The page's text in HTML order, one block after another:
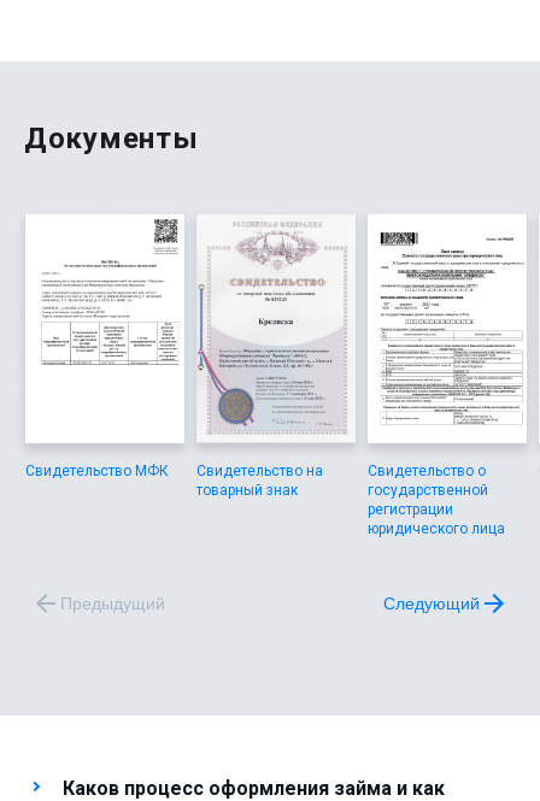
Документы
Свидетельство МФК
Свидетельство на
товарный знак
Свидетельство о
государственной
регистрации
юридического лица
Предыдущий Следующий
Каков процесс оформления займа и как